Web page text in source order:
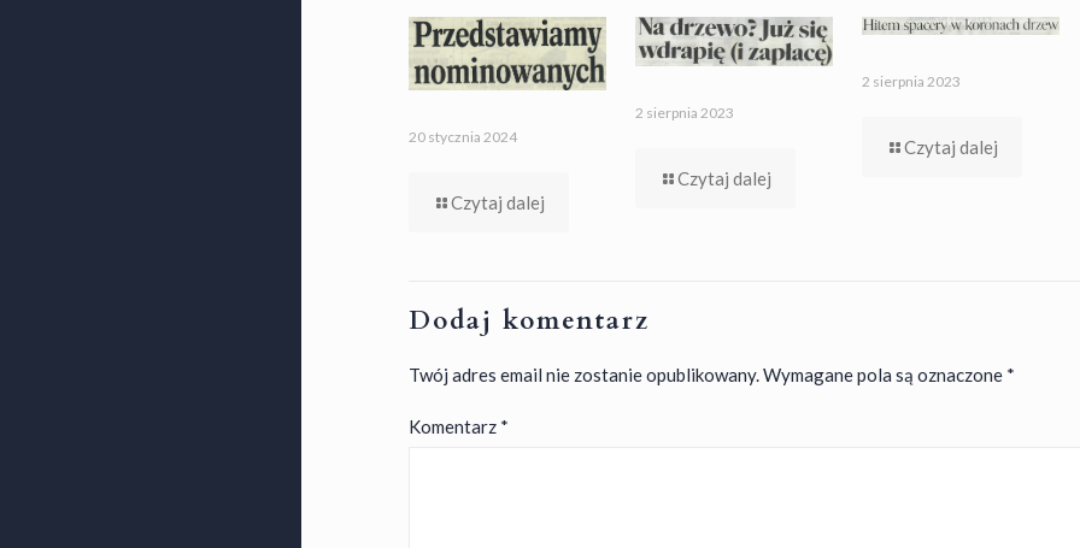
20 stycznia 2024
Czytaj dalej
2 sierpnia 2023
Czytaj dalej
2 sierpnia 2023
Czytaj dalej
Dodaj komentarz
Twój adres email nie zostanie opublikowany.Wymagane pola są oznaczone *
Komentarz *